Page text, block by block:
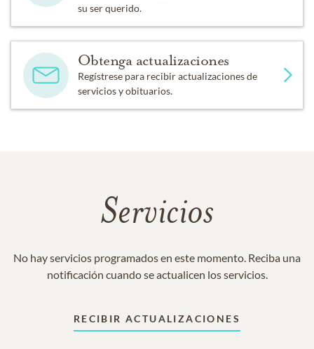
su ser querido.
Obtenga actualizaciones
Regístrese para recibir actualizaciones de
servicios y obituarios.
Servicios
No hay servicios programados en este momento. Reciba una
notificación cuando se actualicen los servicios.
RECIBIR ACTUALIZACIONES